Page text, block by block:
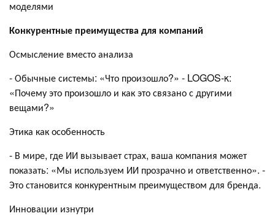
моделями
Конкурентные преимущества для компаний
Осмысление вместо анализа
- Обычные системы: «Что произошло?» - LOGOS-κ:
«Почему это произошло и как это связано с другими
вещами?»
Этика как особенность
- В мире, где ИИ вызывает страх, ваша компания может
показать: «Мы используем ИИ прозрачно и ответственно». -
Это становится конкурентным преимуществом для бренда.
Инновации изнутри